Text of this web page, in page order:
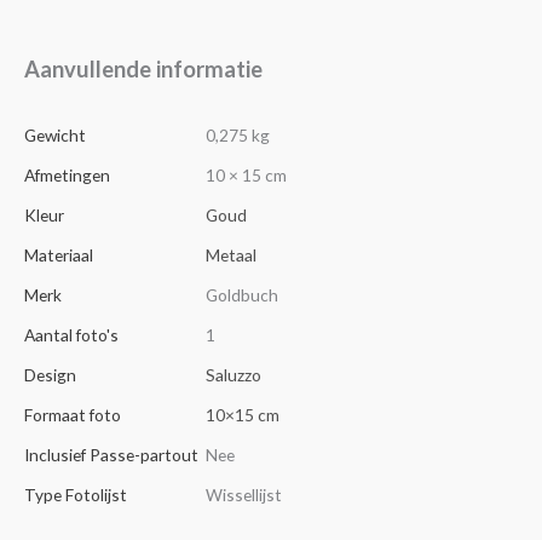
Aanvullende informatie
Gewicht
0,275 kg
Afmetingen
10 × 15 cm
Kleur
Goud
Materiaal
Metaal
Merk
Goldbuch
Aantal foto's
1
Design
Saluzzo
Formaat foto
10×15 cm
Inclusief Passe-partout Nee
Type Fotolijst
Wissellijst